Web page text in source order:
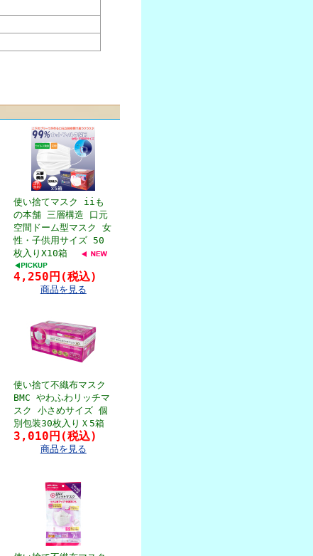
使い捨てマスク iiも
の本舗 三層構造 口元
空間ドーム型マスク 女
性・子供用サイズ 50
枚入りX10箱
4,250円(税込)
商品を見る
使い捨て不織布マスク
BMC やわふわリッチマ
スク 小さめサイズ 個
別包装30枚入りＸ5箱
3,010円(税込)
商品を見る